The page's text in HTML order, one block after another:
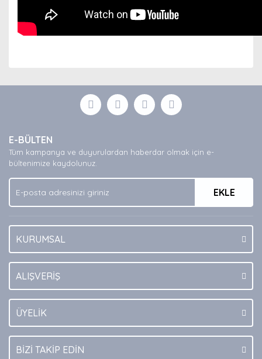
Yorum Yaz
formunu kullanarak tarafımıza iletebilirsiniz.
Görüş ve önerileriniz için teşekkür ederiz.
Ürün açıklamasında eksik bilgiler bulunuyor.
Ürün bilgilerinde hatalar bulunuyor.
Ürün fiyatı diğer sitelerden daha pahalı.
Bu ürüne benzer farklı alternatifler olmalı.
E-BÜLTEN
Tüm kampanya ve duyurulardan haberdar olmak için e-
bültenimize kaydolunuz.
EKLE
KURUMSAL
ALIŞVERİŞ
ÜYELİK
BİZİ TAKİP EDİN